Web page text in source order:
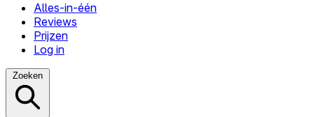
Alles-in-één
Reviews
Prijzen
Log in
Zoeken